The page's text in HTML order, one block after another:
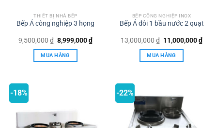
THIẾT BỊ NHÀ BẾP
Bếp Á công nghiệp 3 họng
9,500,000₫ Giá
gốc
là:
9,500,000 ₫.
8,999,000₫Giá
hiện
MUA HÀNG
BẾP CÔNG NGHIỆP INOX
Bếp Á đôi 1 bầu nước 2 quạt
13,000,000₫ Giá
gốc
là:
13,000,000 ₫.
11,000,000₫Giá
hiện
MUA HÀNG
-18% -22%